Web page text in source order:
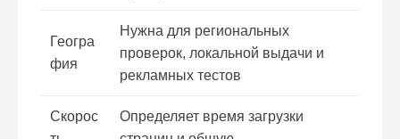
Геогра
фия
Нужна для региональных
проверок, локальной выдачи и
рекламных тестов
Скорос
Определяет время загрузки